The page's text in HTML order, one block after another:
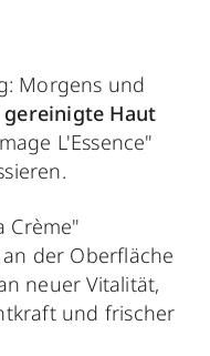
Morgens und
gereinigte Haut
L'Essence"
Crème"
der Oberfläche
neuer Vitalität,
und frischer